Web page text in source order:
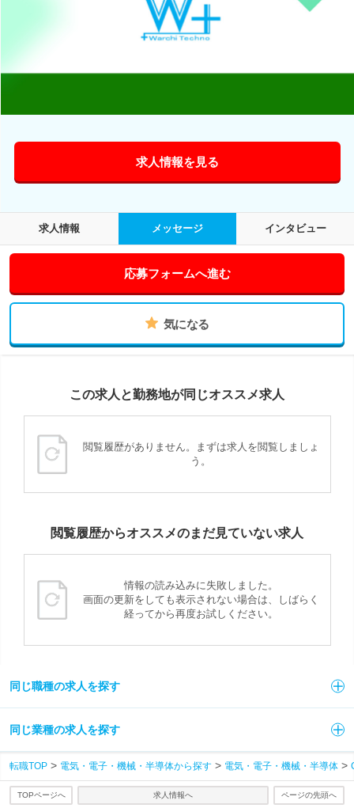
求人情報を見る
求人情報 メッセージ インタビュー
応募フォームへ進む
気になる
この求人と勤務地が同じオススメ求人
閲覧履歴がありません。まずは求人を閲覧しましょ
う。
閲覧履歴からオススメのまだ見ていない求人
情報の読み込みに失敗しました。
画面の更新をしても表示されない場合は、しばらく
経ってから再度お試しください。
同じ職種の求人を探す
同じ業種の求人を探す
転職TOP 電気・電子・機械・半導体から探す 電気・電子・機械・半導体
TOPページへ 求人情報へ ページの先頭へ